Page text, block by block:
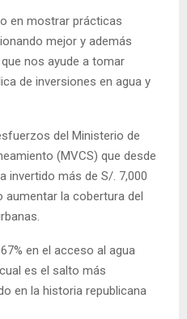
en mostrar prácticas
mejor y además
nos ayude a tomar
de inversiones en agua y
del Ministerio de
(MVCS) que desde
invertido más de S/. 7,000
aumentar la cobertura del
en el acceso al agua
es el salto más
en la historia republicana